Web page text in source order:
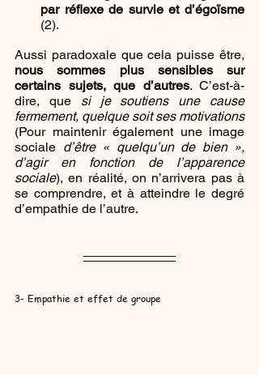
(2).
nous sommes plus sensibles sur
certains sujets, que d’autres. C’est-à-
dire, que si je soutiens une cause
fermement, quelque soit ses motivations
(Pour maintenir également une image
sociale d’être « quelqu’un de bien »,
d’agir en fonction de l’apparence
sociale), en réalité, on n’arrivera pas à
se comprendre, et à atteindre le degré
d’empathie de l’autre.
3- Empathie et effet de groupe